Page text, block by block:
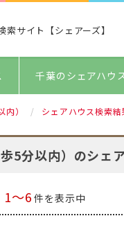
サイト【シェアーズ】
千葉のシェアハウ
） シェアハウス検索結
5分以内）のシェ
1～6 件を表示中